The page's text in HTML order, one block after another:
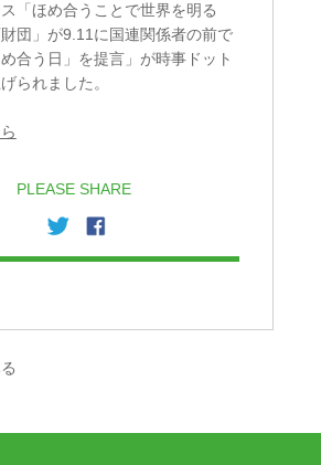
「ほめ合うことで世界を明る
団」が9.11に国連関係者の前で
め合う日」を提言」が時事ドット
られました。
PLEASE SHARE